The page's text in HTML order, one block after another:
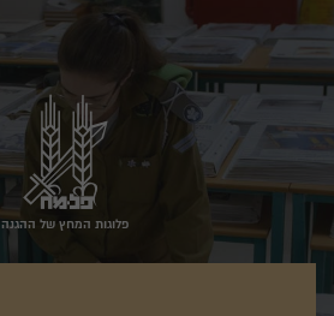
פלוגות המחץ של ההגנה